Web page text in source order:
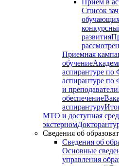
Приём в
Список
развития
Приемная
обучение
аспирантуре
аспирантуре по
и преподаватели
обеспечение
аспирантуру
МТО и доступная
экстерном
Сведения об
Сведения об
Основные
управления